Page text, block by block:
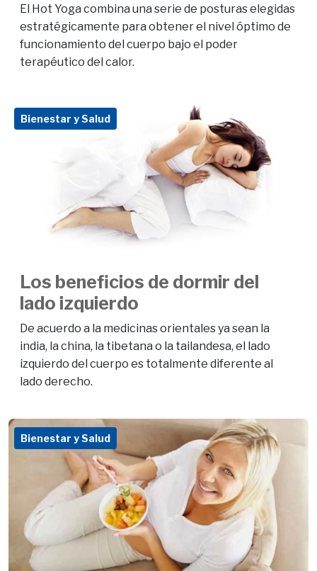
El Hot Yoga combina una serie de posturas elegidas
estratégicamente para obtener el nivel óptimo de
funcionamiento del cuerpo bajo el poder
terapéutico del calor.
Bienestar y Salud
Los beneficios de dormir del
lado izquierdo
De acuerdo a la medicinas orientales ya sean la
india, la china, la tibetana o la tailandesa, el lado
izquierdo del cuerpo es totalmente diferente al
lado derecho.
Bienestar y Salud